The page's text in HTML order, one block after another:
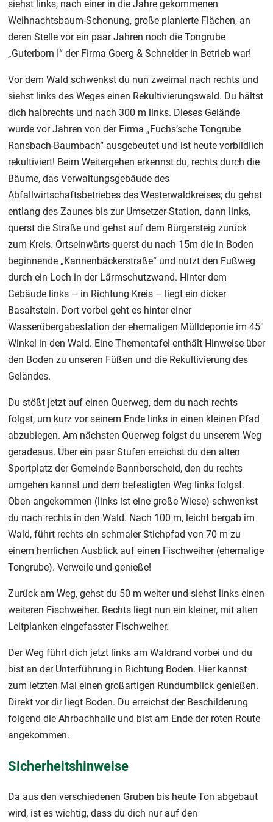
siehst links, nach einer in die Jahre gekommenen
Weihnachtsbaum-Schonung, große planierte Flächen, an
deren Stelle vor ein paar Jahren noch die Tongrube
„Guterborn I“ der Firma Goerg & Schneider in Betrieb war!
Vor dem Wald schwenkst du nun zweimal nach rechts und
siehst links des Weges einen Rekultivierungswald. Du hältst
dich halbrechts und nach 300 m links. Dieses Gelände
wurde vor Jahren von der Firma „Fuchs’sche Tongrube
Ransbach-Baumbach“ ausgebeutet und ist heute vorbildlich
rekultiviert! Beim Weitergehen erkennst du, rechts durch die
Bäume, das Verwaltungsgebäude des
Abfallwirtschaftsbetriebes des Westerwaldkreises; du gehst
entlang des Zaunes bis zur Umsetzer-Station, dann links,
querst die Straße und gehst auf dem Bürgersteig zurück
zum Kreis. Ortseinwärts querst du nach 15m die in Boden
beginnende „Kannenbäckerstraße“ und nutzt den Fußweg
durch ein Loch in der Lärmschutzwand. Hinter dem
Gebäude links – in Richtung Kreis – liegt ein dicker
Basaltstein. Dort vorbei geht es hinter einer
Wasserübergabestation der ehemaligen Mülldeponie im 45°
Winkel in den Wald. Eine Thementafel enthält Hinweise über
den Boden zu unseren Füßen und die Rekultivierung des
Geländes.
Du stößt jetzt auf einen Querweg, dem du nach rechts
folgst, um kurz vor seinem Ende links in einen kleinen Pfad
abzubiegen. Am nächsten Querweg folgst du unserem Weg
geradeaus. Über ein paar Stufen erreichst du den alten
Sportplatz der Gemeinde Bannberscheid, den du rechts
umgehen kannst und dem befestigten Weg links folgst.
Oben angekommen (links ist eine große Wiese) schwenkst
du nach rechts in den Wald. Nach 100 m, leicht bergab im
Wald, führt rechts ein schmaler Stichpfad von 70 m zu
einem herrlichen Ausblick auf einen Fischweiher (ehemalige
Tongrube). Verweile und genieße!
Zurück am Weg, gehst du 50 m weiter und siehst links einen
weiteren Fischweiher. Rechts liegt nun ein kleiner, mit alten
Leitplanken eingefasster Fischweiher.
Der Weg führt dich jetzt links am Waldrand vorbei und du
bist an der Unterführung in Richtung Boden. Hier kannst
zum letzten Mal einen großartigen Rundumblick genießen.
Direkt vor dir liegt Boden. Du erreichst der Beschilderung
folgend die Ahrbachhalle und bist am Ende der roten Route
angekommen.
Sicherheitshinweise
Da aus den verschiedenen Gruben bis heute Ton abgebaut
wird, ist es wichtig, dass du dich nur auf den